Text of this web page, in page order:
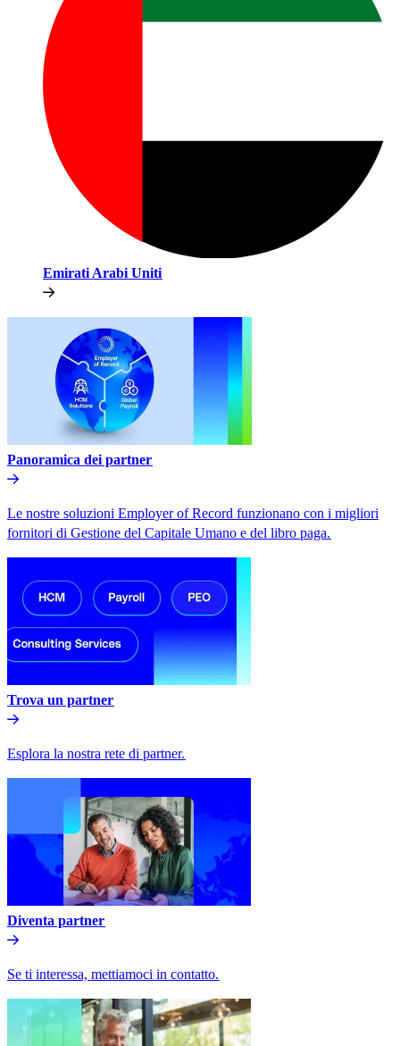
Emirati Arabi Uniti​​
Panoramica dei partner​​
Le nostre soluzioni Employer of Record funzionano con i migliori
fornitori di Gestione del Capitale Umano e del libro paga.​​
Trova un partner​​
Esplora la nostra rete di partner.​​
Diventa partner​​
Se ti interessa, mettiamoci in contatto.​​